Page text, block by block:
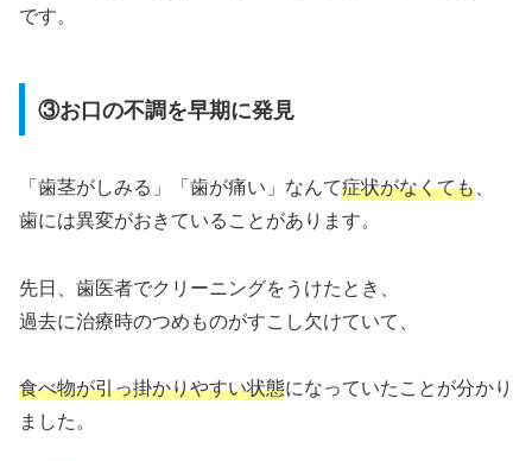
です。
③お口の不調を早期に発見
「歯茎がしみる」「歯が痛い」なんて症状がなくても、
歯には異変がおきていることがあります。
先日、歯医者でクリーニングをうけたとき、
過去に治療時のつめものがすこし欠けていて、
食べ物が引っ掛かりやすい状態になっていたことが分かり
ました。